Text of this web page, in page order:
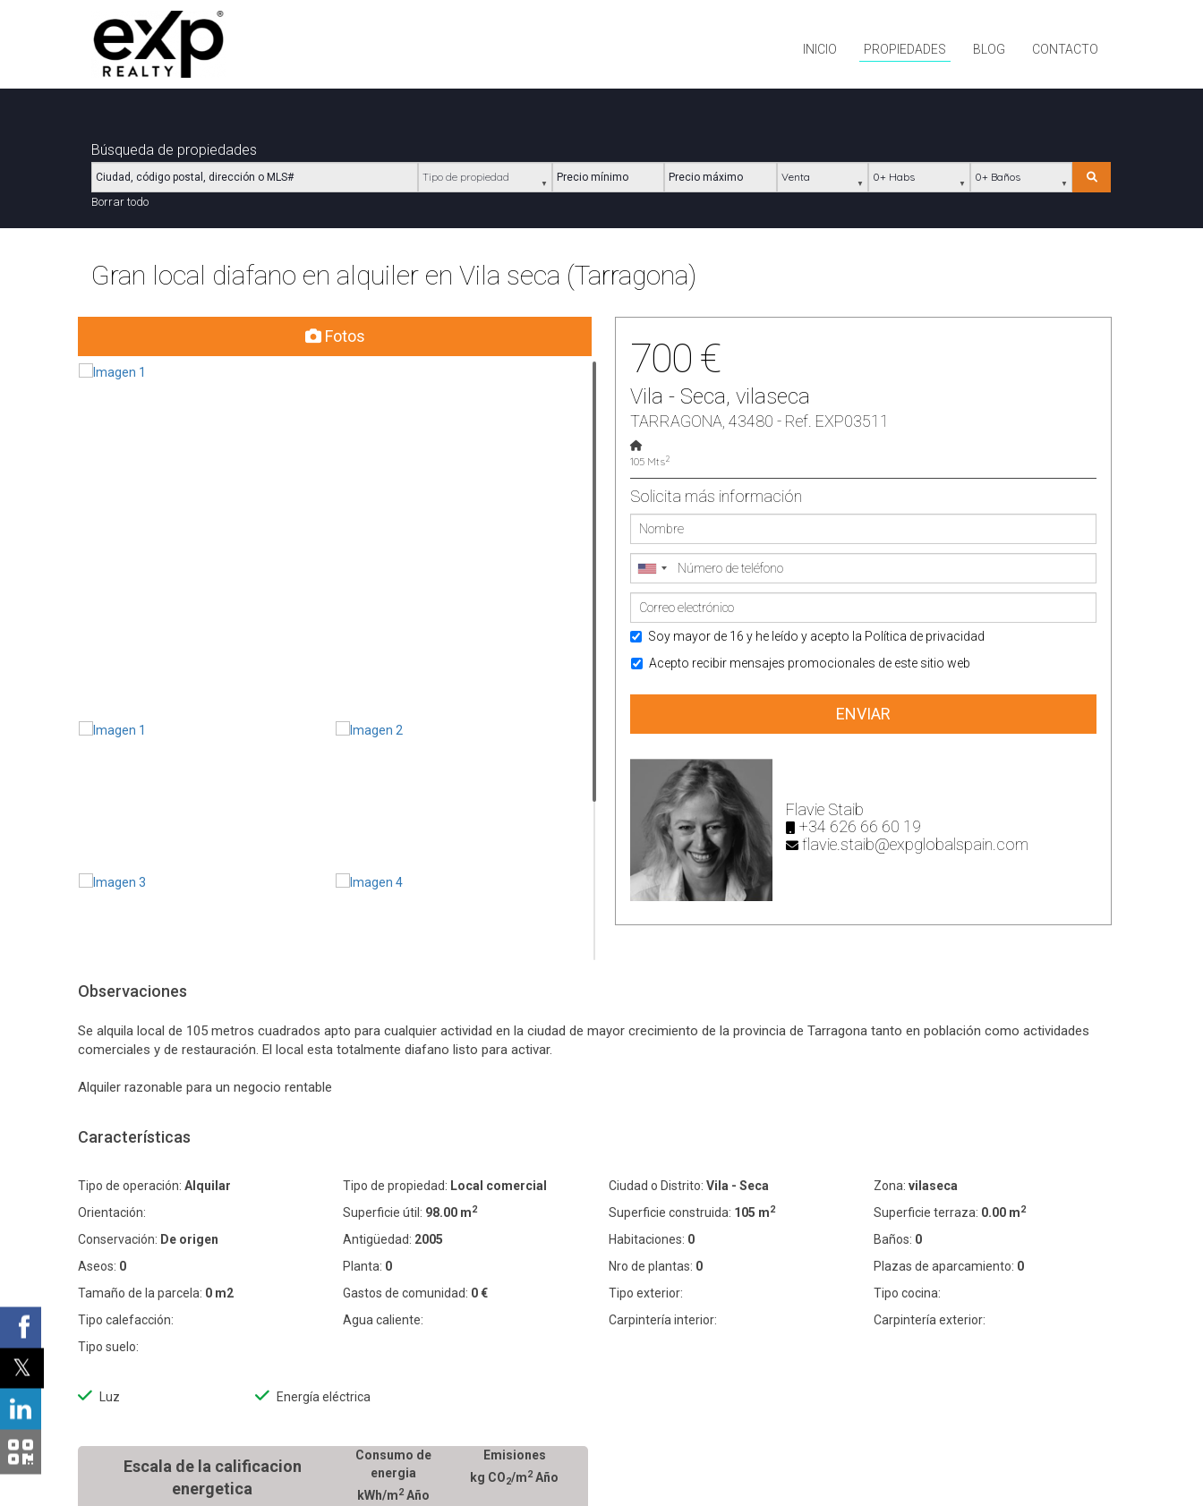
INICIO PROPIEDADES BLOG CONTACTO
Búsqueda de propiedades
Precio mínimo Precio máximo
Borrar todo
Gran local diafano en alquiler en Vila seca (Tarragona)
Fotos 700 €
Vila - Seca, vilaseca
TARRAGONA, 43480 - Ref. EXP03511
105 Mts2
Solicita más información
Soy mayor de 16 y he leído y acepto la Política de privacidad
Acepto recibir mensajes promocionales de este sitio web
ENVIAR
Flavie Staib
+34 626 66 60 19
flavie.staib@expglobalspain.com
Observaciones
Se alquila local de 105 metros cuadrados apto para cualquier actividad en la ciudad de mayor crecimiento de la provincia de Tarragona tanto en población como actividades
comerciales y de restauración. El local esta totalmente diafano listo para activar.
Alquiler razonable para un negocio rentable
Características
Tipo de operación: Alquilar Tipo de propiedad: Local comercial Ciudad o Distrito: Vila - Seca Zona: vilaseca
Orientación:
Superficie útil: 98.00 m2 Superficie construida: 105 m2 Superficie terraza: 0.00 m2
Conservación: De origen Antigüedad: 2005 Habitaciones: 0 Baños: 0
Aseos: 0 Planta: 0 Nro de plantas: 0 Plazas de aparcamiento: 0
Tamaño de la parcela: 0 m2 Gastos de comunidad: 0 € Tipo exterior:
Tipo cocina:
Tipo calefacción:
Agua caliente: Carpintería interior:
Carpintería exterior:
Tipo suelo:
Luz Energía eléctrica
Escala de la calificacion
energetica
Consumo de
energia
kWh/m2 Año
Emisiones
kg CO2/m2 Año